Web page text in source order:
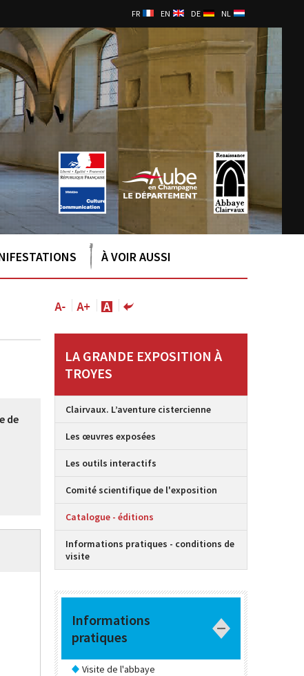
FR EN DE NL
À VOIR AUSSI
de
LA GRANDE EXPOSITION À
TROYES
Clairvaux. L’aventure cistercienne
Les œuvres exposées
Les outils interactifs
Comité scientifique de l'exposition
Catalogue - éditions
Informations pratiques - conditions de
visite
Informations
pratiques
Visite de l'abbaye